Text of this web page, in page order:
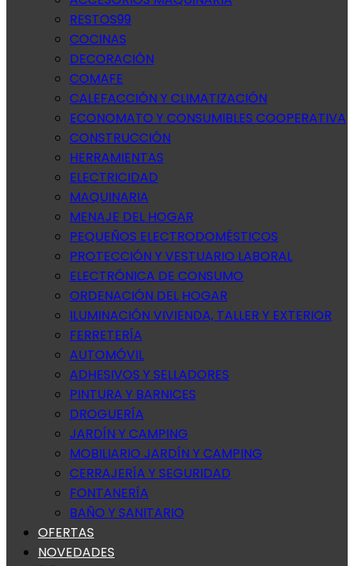
RESTOS99
COCINAS
DECORACIÓN
COMAFE
CALEFACCIÓN Y CLIMATIZACIÓN
ECONOMATO Y CONSUMIBLES COOPERATIVA
CONSTRUCCIÓN
HERRAMIENTAS
ELECTRICIDAD
MAQUINARIA
MENAJE DEL HOGAR
PEQUEÑOS ELECTRODOMÉSTICOS
PROTECCIÓN Y VESTUARIO LABORAL
ELECTRÓNICA DE CONSUMO
ORDENACIÓN DEL HOGAR
ILUMINACIÓN VIVIENDA, TALLER Y EXTERIOR
FERRETERÍA
AUTOMÓVIL
ADHESIVOS Y SELLADORES
PINTURA Y BARNICES
DROGUERÍA
JARDÍN Y CAMPING
MOBILIARIO JARDÍN Y CAMPING
CERRAJERÍA Y SEGURIDAD
FONTANERÍA
BAÑO Y SANITARIO
OFERTAS
NOVEDADES